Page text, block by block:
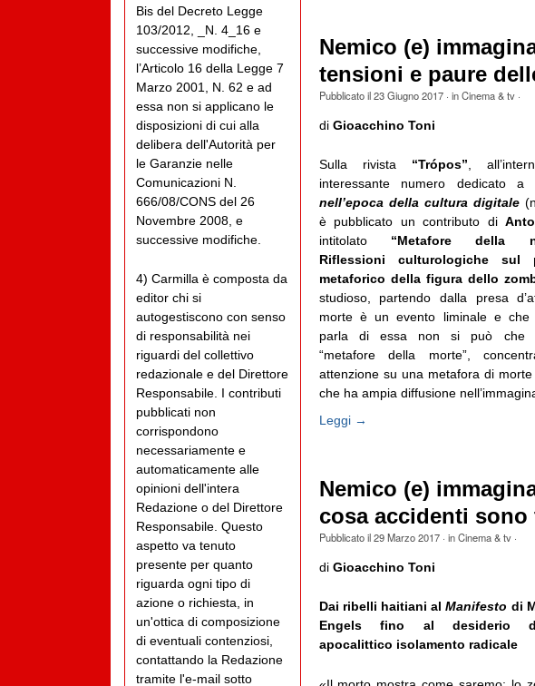
Nemico (e)
tensioni e paure
Pubblicato il23 Giugno 2017· inCinema & tv·
di Gioacchino Toni
Sulla rivista “Trópos”,
interessante numero dedicato a
nell’epoca della cultura digitale
è pubblicato un contributo di
intitolato “Metafore della
Riflessioni culturologiche sul
metaforico della figura dello
studioso, partendo dalla presa
morte è un evento liminale e che
parla di essa non si può che
“metafore della morte”,
attenzione su una metafora di
che ha ampia diffusione
Leggi →
Nemico (e)
cosa accidenti
Pubblicato il29 Marzo 2017· inCinema & tv·
di Gioacchino Toni
Dai ribelli haitiani alManifesto di
Engels fino al desiderio
apocalittico isolamento radicale
Bis del Decreto Legge
103/2012, _N. 4_16 e
successive modifiche,
l’Articolo 16 della Legge 7
Marzo 2001, N. 62 e ad
essa non si applicano le
disposizioni di cui alla
delibera dell'Autorità per
le Garanzie nelle
Comunicazioni N.
666/08/CONS del 26
Novembre 2008, e
successive modifiche.
4) Carmilla è composta da
editor chi si
autogestiscono con senso
di responsabilità nei
riguardi del collettivo
redazionale e del Direttore
Responsabile. I contributi
pubblicati non
corrispondono
necessariamente e
automaticamente alle
opinioni dell'intera
Redazione o del Direttore
Responsabile. Questo
aspetto va tenuto
presente per quanto
riguarda ogni tipo di
azione o richiesta, in
un'ottica di composizione
di eventuali contenziosi,
contattando la Redazione
tramite l'e-mail sotto